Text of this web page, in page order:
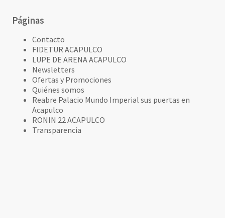
Páginas
Contacto
FIDETUR ACAPULCO
LUPE DE ARENA ACAPULCO
Newsletters
Ofertas y Promociones
Quiénes somos
Reabre Palacio Mundo Imperial sus puertas en
Acapulco
RONIN 22 ACAPULCO
Transparencia